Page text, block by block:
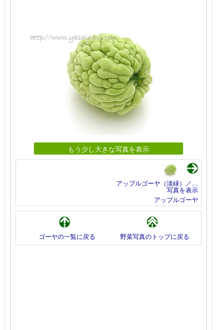
もう少し大きな写真を表示
アップルゴーヤ（淡緑）／…
写真を表示
アップルゴーヤ
ゴーヤの一覧に戻る 野菜写真のトップに戻る